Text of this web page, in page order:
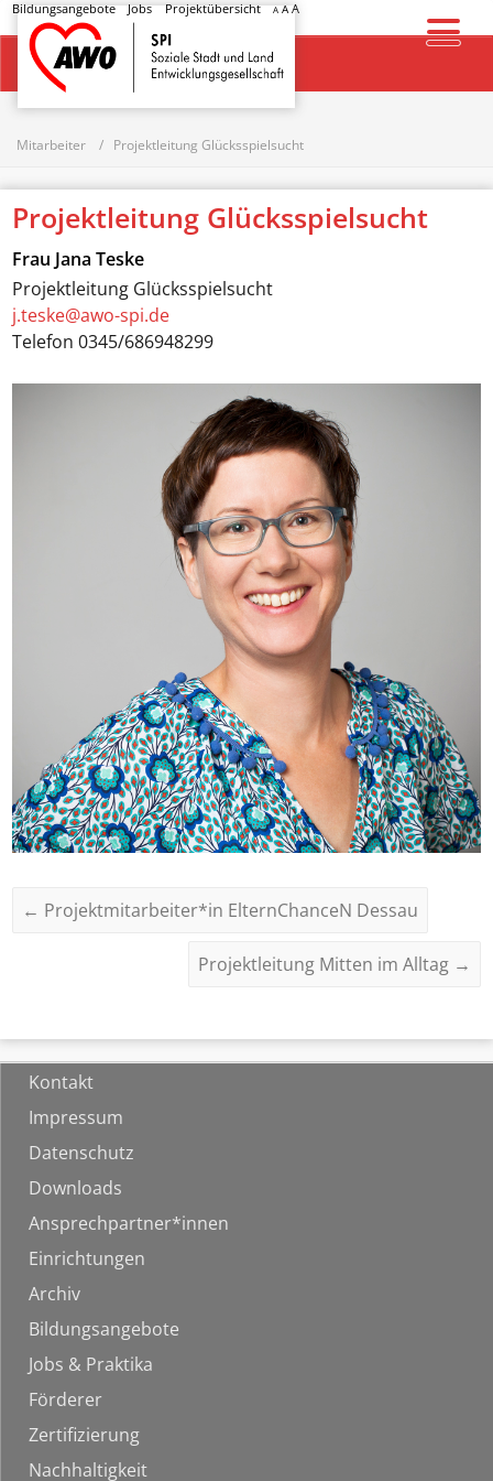
Bildungsangebote Jobs Projektübersicht A AA
Startseite
Mitarbeiter Projektleitung Glücksspielsucht
Projektleitung Glücksspielsucht
Frau Jana Teske
Projektleitung Glücksspielsucht
j.teske@awo-spi.de
Telefon0345/686948299
← Projektmitarbeiter*in ElternChanceN Dessau
Projektleitung Mitten im Alltag →
Kontakt
Impressum
Datenschutz
Downloads
Ansprechpartner*innen
Einrichtungen
Archiv
Bildungsangebote
Jobs & Praktika
Förderer
Zertifizierung
Nachhaltigkeit